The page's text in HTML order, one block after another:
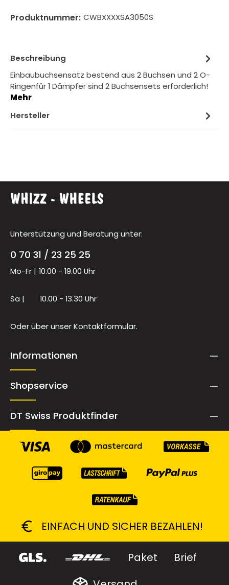
Produktnummer: CWBXXXXSA3050S
Beschreibung
Einbaubuchsensatz bestend aus 2 Buchsen und 2 O-
Ringenfür 1 Dämpfer sind 2 Buchsensets erforderlich!
Mehr
Hersteller
Unterstützung und Beratung unter:
0 70 31 / 23 25 25
Mo-Fr | 10.00 - 19.00 Uhr
Sa | 10.00 - 13.30 Uhr
Oder über unserKontaktformular.
Informationen
Shopservice
DT Swiss Produktfinder
EINFACH UND SICHER BEZAHLEN!
Paket
Brief